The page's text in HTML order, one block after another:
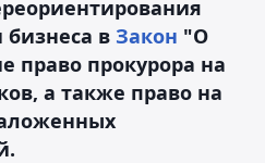
в Закон "О
право прокурора на
а также право на